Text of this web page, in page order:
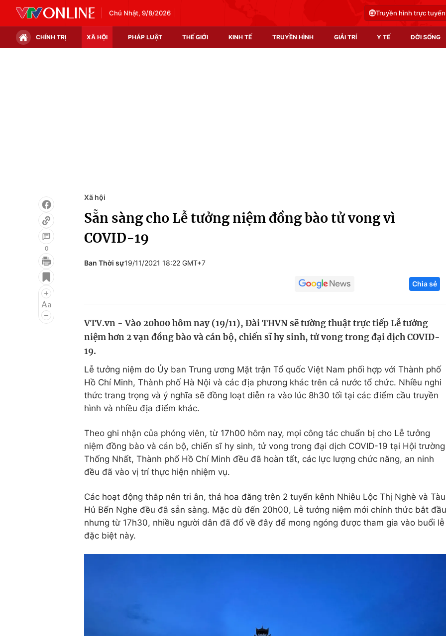
Chủ Nhật, 9/8/2026 Truyền hình trực tuyến
CHÍNH TRỊ XÃ HỘI PHÁP LUẬT THẾ GIỚI KINH TẾ TRUYỀN HÌNH GIẢI TRÍ Y TẾ ĐỜI SỐNG
Infographic
Điện ảnh
Âm nhạc
Chất lượng cuộc sống
Tuyển sinh
Hitech Công
Thị trường
0
Xã hội
Sẵn sàng cho Lễ tưởng niệm đồng bào tử vong vì
COVID-19
Ban Thời sự19/11/2021 18:22 GMT+7
Chia sẻ
VTV.vn - Vào 20h00 hôm nay (19/11), Đài THVN sẽ tường thuật trực tiếp Lễ tưởng
niệm hơn 2 vạn đồng bào và cán bộ, chiến sĩ hy sinh, tử vong trong đại dịch COVID-
19.
Lễ tưởng niệm do Ủy ban Trung ương Mặt trận Tổ quốc Việt Nam phối hợp với Thành phố
Hồ Chí Minh, Thành phố Hà Nội và các địa phương khác trên cả nước tổ chức. Nhiều nghi
thức trang trọng và ý nghĩa sẽ đồng loạt diễn ra vào lúc 8h30 tối tại các điểm cầu truyền
hình và nhiều địa điểm khác.
Theo ghi nhận của phóng viên, từ 17h00 hôm nay, mọi công tác chuẩn bị cho Lễ tưởng
niệm đồng bào và cán bộ, chiến sĩ hy sinh, tử vong trong đại dịch COVID-19 tại Hội trường
Thống Nhất, Thành phố Hồ Chí Minh đều đã hoàn tất, các lực lượng chức năng, an ninh
đều đã vào vị trí thực hiện nhiệm vụ.
Các hoạt động thắp nên tri ân, thả hoa đăng trên 2 tuyến kênh Nhiêu Lộc Thị Nghè và Tàu
Hủ Bến Nghe đều đã sẵn sàng. Mặc dù đến 20h00, Lễ tưởng niệm mới chính thức bắt đầu
nhưng từ 17h30, nhiều người dân đã đổ về đây để mong ngóng được tham gia vào buổi lễ
đặc biệt này.